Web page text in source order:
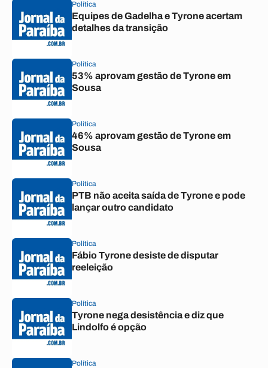
Política
Equipes de Gadelha e Tyrone acertam
detalhes da transição
Política
53% aprovam gestão de Tyrone em
Sousa
Política
46% aprovam gestão de Tyrone em
Sousa
Política
PTB não aceita saída de Tyrone e pode
lançar outro candidato
Política
Fábio Tyrone desiste de disputar
reeleição
Política
Tyrone nega desistência e diz que
Lindolfo é opção
Política